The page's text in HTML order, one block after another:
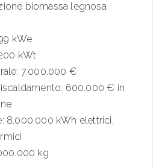
biomassa legnosa
kWe
kWt
7.000.000 €
600.000 € in
8.000.000 kWh elettrici,
kg